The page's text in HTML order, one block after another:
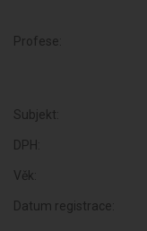
Profese:
Subjekt:
DPH:
Věk:
Datum registrace: